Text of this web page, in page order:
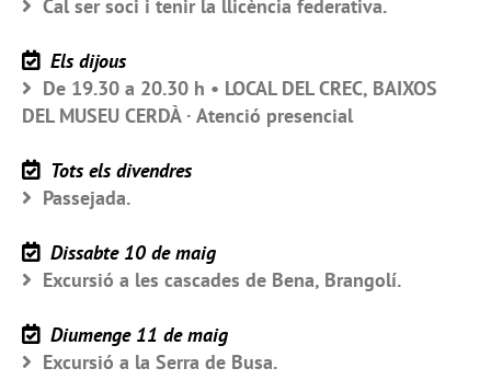
Cal ser soci i tenir la llicència federativa.
Els dijous
De 19.30 a 20.30 h • LOCAL DEL CREC, BAIXOS
DEL MUSEU CERDÀ · Atenció presencial
Tots els divendres
Passejada.
Dissabte 10 de maig
Excursió a les cascades de Bena, Brangolí.
Diumenge 11 de maig
Excursió a la Serra de Busa.